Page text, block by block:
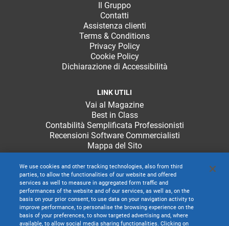
Il Gruppo
Contatti
Assistenza clienti
Terms & Conditions
Privacy Policy
Cookie Policy
Dichiarazione di Accessibilità
LINK UTILI
Vai al Magazine
Best in Class
Contabilità Semplificata Professionisti
Recensioni Software Commercialisti
Mappa del Sito
We use cookies and other tracking technologies, also from third
parties, to allow the functionalities of our website and offered
services as well to measure in aggregated form traffic and
performances of the website and of our services, as well as, on the
basis on your prior consent, to use data on your navigation activity to
improve performance, to personalise the browsing experience on the
basis of your preferences, to show targeted advertising and, where
available, to allow social media sharing functionalities. Clicking on